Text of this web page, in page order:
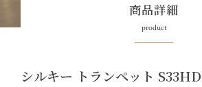
商品詳細
product
シルキー トランペット S33HD